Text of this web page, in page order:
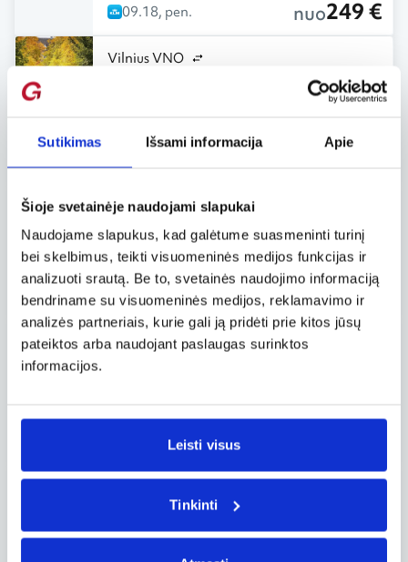
Sutikimas Išsami informacija Apie
Šioje svetainėje naudojami slapukai
Naudojame slapukus, kad galėtume suasmeninti turinį
bei skelbimus, teikti visuomeninės medijos funkcijas ir
analizuoti srautą. Be to, svetainės naudojimo informaciją
bendriname su visuomeninės medijos, reklamavimo ir
analizės partneriais, kurie gali ją pridėti prie kitos jūsų
pateiktos arba naudojant paslaugas surinktos
informacijos.
Leisti visus
Tinkinti
09.18, pen. nuo249 €
Vilnius VNO
„City break“,
10.01, ket. – 10.04, sek. nuo254 €
Vilnius VNO
Briuselis BRU
Savaitgaliai,„City break“ ,Šeimoms,
Poroms ,Pažintinės
11.08, sek.
nuo272 €
Vilnius VNO
Paryžius PAR
10.03, šeš.– 10.06, ant.| 4
Liubliana LJU
Savaitgaliai,„City break“,Šeimoms,